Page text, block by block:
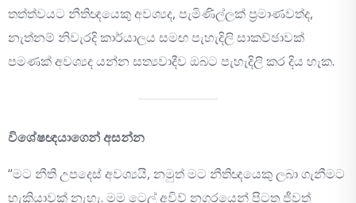
තත්ත්වයට නීතිඥයෙකු අවශ්‍යද, පැමිණිල්ලක් ප්‍රමාණවත්ද,
නැත්නම් නිවැරදි කාර්යාලය සමඟ පැහැදිලි සාකච්ඡාවක්
පමණක් අවශ්‍යද යන්න සත්‍යවාදීව ඔබට පැහැදිලි කර දිය හැක.
විශේෂඥයාගෙන් අසන්න
“මට නීති උපදෙස් අවශ්‍යයි, නමුත් මට නීතිඥයෙකු ලබා ගැනීමට
හැකියාවක් නැහැ. මම ටෙල් අවිව් නගරයෙන් පිටත ජීවත්